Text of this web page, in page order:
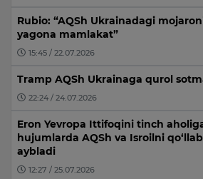
Rubio: “AQSh Ukrainadagi
yagona mamlakat”
15:45 / 22.07.2026
Tramp AQSh Ukrainaga qurol
22:24 / 24.07.2026
Eron Yevropa Ittifoqini tinch
hujumlarda AQSh va Isroilni
aybladi
12:27 / 25.07.2026